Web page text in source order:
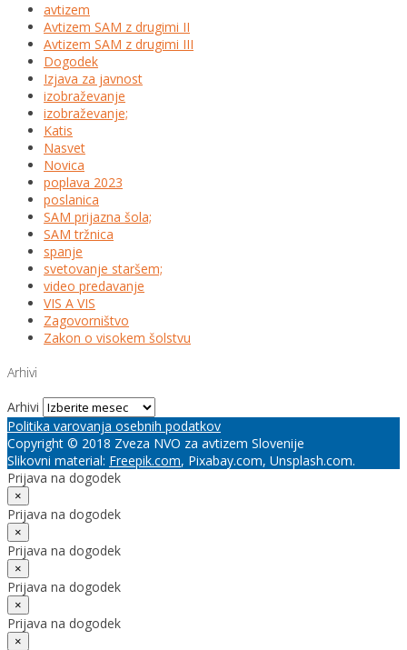
avtizem
Avtizem SAM z drugimi II
Avtizem SAM z drugimi III
Dogodek
Izjava za javnost
izobraževanje
izobraževanje;
Katis
Nasvet
Novica
poplava 2023
poslanica
SAM prijazna šola;
SAM tržnica
spanje
svetovanje staršem;
video predavanje
VIS A VIS
Zagovorništvo
Zakon o visokem šolstvu
Arhivi
Arhivi
Politika varovanja osebnih podatkov
Copyright © 2018 Zveza NVO za avtizem Slovenije
Slikovni material: Freepik.com, Pixabay.com, Unsplash.com.
Prijava na dogodek
×
Prijava na dogodek
×
Prijava na dogodek
×
Prijava na dogodek
×
Prijava na dogodek
×